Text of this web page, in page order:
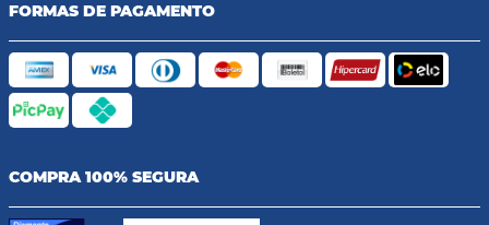
FORMAS DE PAGAMENTO
COMPRA 100% SEGURA